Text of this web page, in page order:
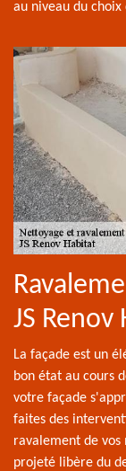
au niveau du choix
JS
La façade est un
bon état au cours
votre façade
faites des
ravalement de
projeté libère du